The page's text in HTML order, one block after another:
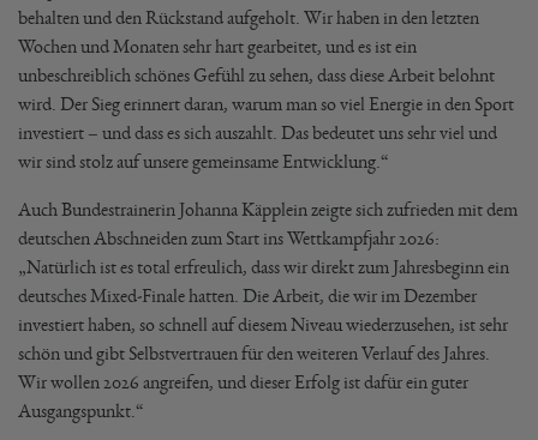
behalten und den Rückstand aufgeholt. Wir haben in den letzten
Wochen und Monaten sehr hart gearbeitet, und es ist ein
unbeschreiblich schönes Gefühl zu sehen, dass diese Arbeit belohnt
wird. Der Sieg erinnert daran, warum man so viel Energie in den Sport
investiert – und dass es sich auszahlt. Das bedeutet uns sehr viel und
wir sind stolz auf unsere gemeinsame Entwicklung.“
Auch Bundestrainerin Johanna Käpplein zeigte sich zufrieden mit dem
deutschen Abschneiden zum Start ins Wettkampfjahr 2026:
„Natürlich ist es total erfreulich, dass wir direkt zum Jahresbeginn ein
deutsches Mixed-Finale hatten. Die Arbeit, die wir im Dezember
investiert haben, so schnell auf diesem Niveau wiederzusehen, ist sehr
schön und gibt Selbstvertrauen für den weiteren Verlauf des Jahres.
Wir wollen 2026 angreifen, und dieser Erfolg ist dafür ein guter
Ausgangspunkt.“